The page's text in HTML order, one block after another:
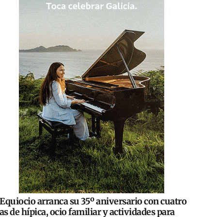
Equiocio arranca su 35º aniversario con cuatro
de hípica, ocio familiar y actividades para